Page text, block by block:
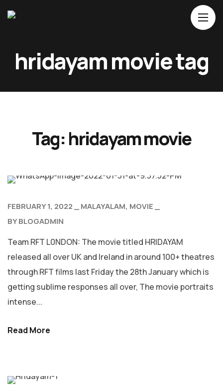
About Us
Contacts
hridayam movie tag
Tag:hridayam movie
FEBRUARY 1, 2022 MALAYALAM MOVIE
BYBLOGADMIN
Team RFT L0NDON: The movie titled HRIDAYAM
released all over UK and Ireland in around 100+ theatres
through RFT films last Friday the 28th January which is
getting sublime responses all over, The movie portraits
intense...
Read More